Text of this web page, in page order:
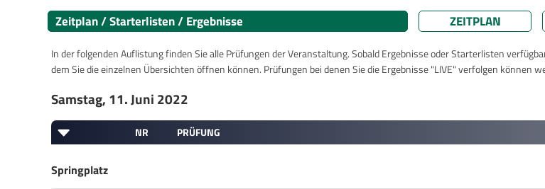
Zeitplan / Starterlisten / Ergebnisse ZEITPLAN
In der folgenden Auflistung finden Sie alle Prüfungen der Veranstaltung. Sobald Ergebnisse oder Starterlisten
dem Sie die einzelnen Übersichten öffnen können. Prüfungen bei denen Sie die Ergebnisse "LIVE" verfolgen können
Samstag, 11. Juni 2022
NR PRÜFUNG
Springplatz